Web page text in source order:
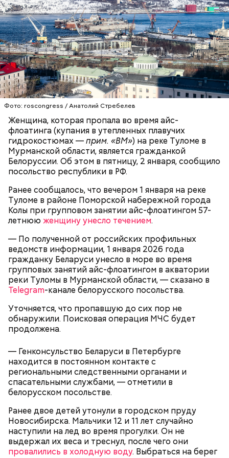
Фото: roscongress / Анатолий Стребелев
Женщина, которая пропала во время айс-
флоатинга (купания в утепленных плавучих
гидрокостюмах —прим. «ВМ») на реке Туломе в
Мурманской области, является гражданкой
Белоруссии. Об этом в пятницу, 2 января, сообщило
посольство республики в РФ.
Ранее сообщалось, что вечером 1 января на реке
Туломе в районе Поморской набережной города
Колы при групповом занятии айс-флоатингом 57-
летнюю женщину унесло течением.
— По полученной от российских профильных
ведомств информации, 1 января 2026 года
гражданку Беларуси унесло в море во время
групповых занятий айс-флоатингом в акватории
реки Туломы в Мурманской области, — сказано в
Telegram-канале белорусского посольства.
Уточняется, что пропавшую до сих пор не
обнаружили. Поисковая операция МЧС будет
продолжена.
— Генконсульство Беларуси в Петербурге
находится в постоянном контакте с
региональными следственными органами и
спасательными службами, — отметили в
белорусском посольстве.
Ранее двое детей утонули в городском пруду
Новосибирска. Мальчики 12 и 11 лет случайно
наступили на лед во время прогулки. Он не
выдержал их веса и треснул, после чего они
провалились в холодную воду. Выбраться на берег
— Гасанов, являясь индивидуальным
предпринимателем, осуществлял
предпринимательскую деятельность в области
продажи и размещения рекламы в социальных
Родственники обналичивали деньги и возвращали
их Гасанову. А чтобы пользоваться деньгами и не
вызвать подозрений у налоговой, Гасанов либо
распределял их между еще несколькими счетами,
либопокупал на них квартиры
Блогеру грозило до семи лет лишения свободы.
Следующим подопытным стал друг детства
Миссюры Константин. 3 февраля того же года,
когда молодые люди ехали вместе в машине,
подозреваемый угостил приятеля морсом с
этиленгликолем. Через два дня Константин умер в
больнице.
— Мы съездили за витаминами, вернулись обратно,
поднялись домой. У него ухудшилось самочувствие
через сутки... Его увезли в больницу,
реанимировали, и там он скончался, — рассказывал
Миссюра на допросе.
Play
Video
Видео: пресс-служба ГСУ СК по Московской области
причину смерти Константина. Подозрения
родителей погибшего юноши пали на Миссюру, но
доказать его причастность к кончине их сына не
удалось. Когда же подозреваемого задержали, он
заявил, что ничего не подсыпал в морс и утверждал,
что яд могли добавить в бутылкунекие
недоброжелатели.